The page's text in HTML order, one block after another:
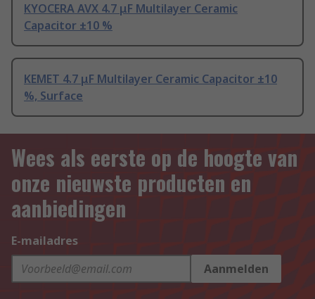
KYOCERA AVX 4.7 μF Multilayer Ceramic
Capacitor ±10 %
KEMET 4.7 μF Multilayer Ceramic Capacitor ±10
%, Surface
Wees als eerste op de hoogte van
onze nieuwste producten en
aanbiedingen
E-mailadres
Aanmelden